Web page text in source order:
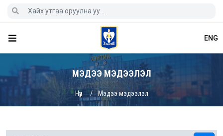
ENG
МЭДЭЭ МЭДЭЭЛЭЛ
Нүүр Мэдээ мэдээлэл